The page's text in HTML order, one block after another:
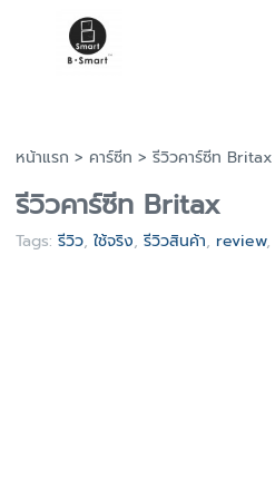
หน้าแรก > คาร์ซีท > รีวิวคาร์ซีท Britax
รีวิวคาร์ซีท Britax
Tags: รีวิว, ใช้จริง, รีวิวสินค้า, review,